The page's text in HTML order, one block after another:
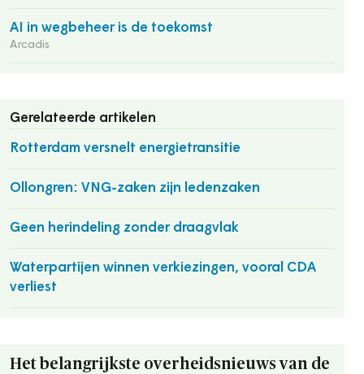
AI in wegbeheer is de toekomst
Arcadis
Gerelateerde artikelen
Rotterdam versnelt energietransitie
Ollongren: VNG-zaken zijn ledenzaken
Geen herindeling zonder draagvlak
Waterpartijen winnen verkiezingen, vooral CDA
verliest
Het belangrijkste overheidsnieuws van de